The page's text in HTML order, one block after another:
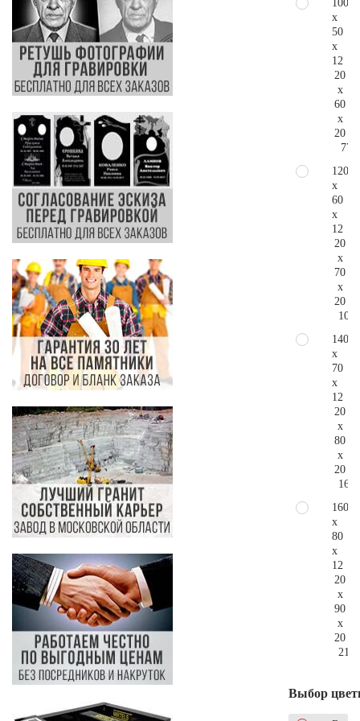
100
x
50
x
12
20
x
60
x
20
120
x
60
x
12
20
x
70
x
20
140
x
70
x
12
20
x
80
x
20
160
x
80
x
12
20
x
90
x
20
Выбор